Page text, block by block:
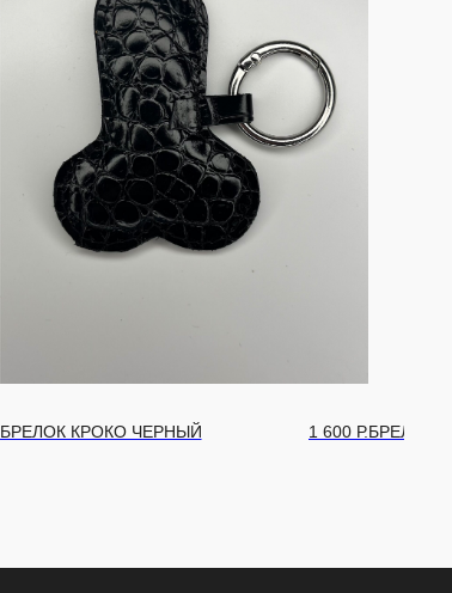
БРЕЛОК КРОКО ЧЕРНЫЙ 1 600 Р.БРЕЛОК